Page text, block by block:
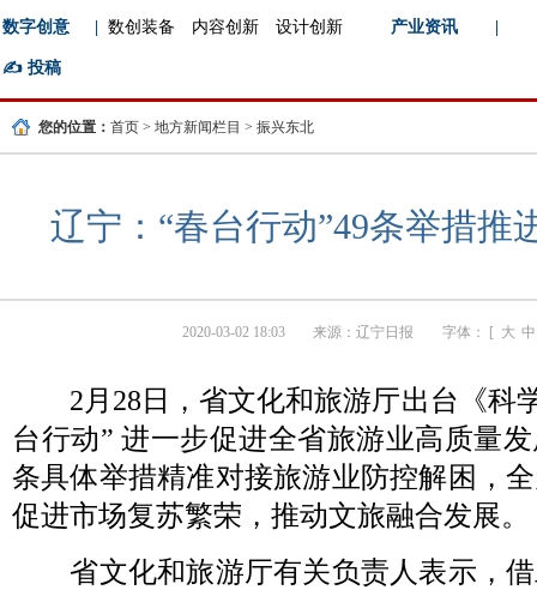
数字创意 数创装备 内容创新 设计创新 产业资讯
✍️ 投稿
您的位置： 首页 > 地方新闻栏目 > 振兴东北
辽宁：“春台行动”49条举措推
2020-03-02 18:03 来源： 辽宁日报 字体： [ 大 中
2月28日，省文化和旅游厅出台《科
台行动” 进一步促进全省旅游业高质量
条具体举措精准对接旅游业防控解困，
促进市场复苏繁荣，推动文旅融合发展。
省文化和旅游厅有关负责人表示，